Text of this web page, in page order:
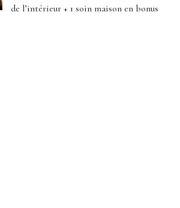
de l’intérieur + 1 soin maison en bonus